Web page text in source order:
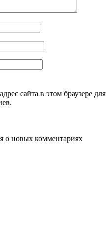
сайта в этом браузере для
о новых комментариях